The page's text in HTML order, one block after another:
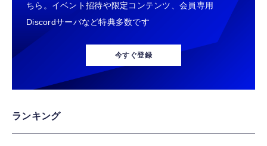
ちら。イベント招待や限定コンテンツ、会員専用
Discordサーバなど特典多数です
今すぐ登録
ランキング